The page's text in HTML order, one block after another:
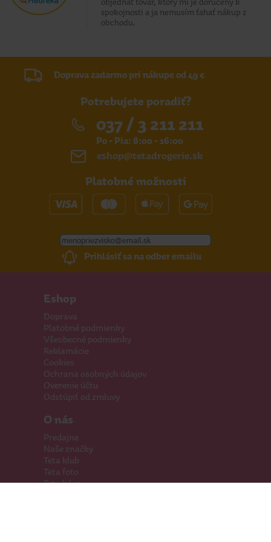
objednať tovar, ktorý mi je doručený k
spokojnosti a ja nemusím ťahať nákup z
obchodu.
Doprava zadarmo pri nákupe od 49 €
Potrebujete poradiť?
037 / 3 211 211
Po - Pia: 8:00 - 16:00
eshop@tetadrogerie.sk
Platobné možnosti
Prihlásiť sa na odber emailu
Eshop
Doprava
Platobné podmienky
Všeobecné podmienky
Reklamácie
Cookies
Ochrana osobných údajov
Overenie účtu
Odstúpiť od zmluvy
O nás
Predajne
Naše značky
Teta klub
Teta foto
Teta káva